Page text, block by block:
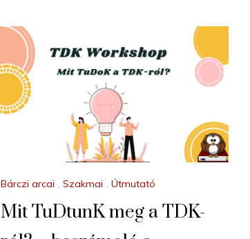
Bárczi arcai , Szakmai , Útmutató
Mit TuDtunK meg a TDK-